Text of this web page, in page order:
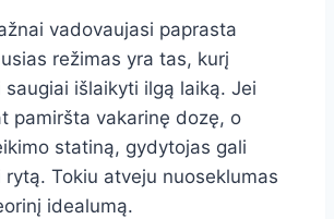
vadovaujasi paprasta
režimas yra tas, kurį
saugiai išlaikyti ilgą laiką. Jei
pamiršta vakarinę dozę, o
statiną, gydytojas gali
Tokiu atveju nuoseklumas
idealumą.